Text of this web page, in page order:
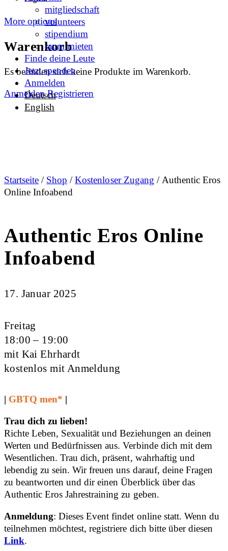
More options
Warenkorb
Es befinden sich keine Produkte im Warenkorb.
Anmelden Registrieren
mitgliedschaft
volunteers
stipendium
raum mieten
Finde deine Leute
Jetzt spenden
Anmelden
Deutsch
English
Startseite / Shop /Kostenloser Zugang / Authentic Eros
Online Infoabend
Authentic Eros Online
Infoabend
17. Januar 2025
Freitag
18:00 – 19:00
mit Kai Ehrhardt
kostenlos mit Anmeldung
| GBTQ men* |
Trau dich zu lieben!
Richte Leben, Sexualität und Beziehungen an deinen
Werten und Bedürfnissen aus. Verbinde dich mit dem
Wesentlichen. Trau dich, präsent, wahrhaftig und
lebendig zu sein. Wir freuen uns darauf, deine Fragen
zu beantworten und dir einen Überblick über das
Authentic Eros Jahrestraining zu geben.
Anmeldung: Dieses Event findet online statt. Wenn du
teilnehmen möchtest, registriere dich bitte über diesen
Link.